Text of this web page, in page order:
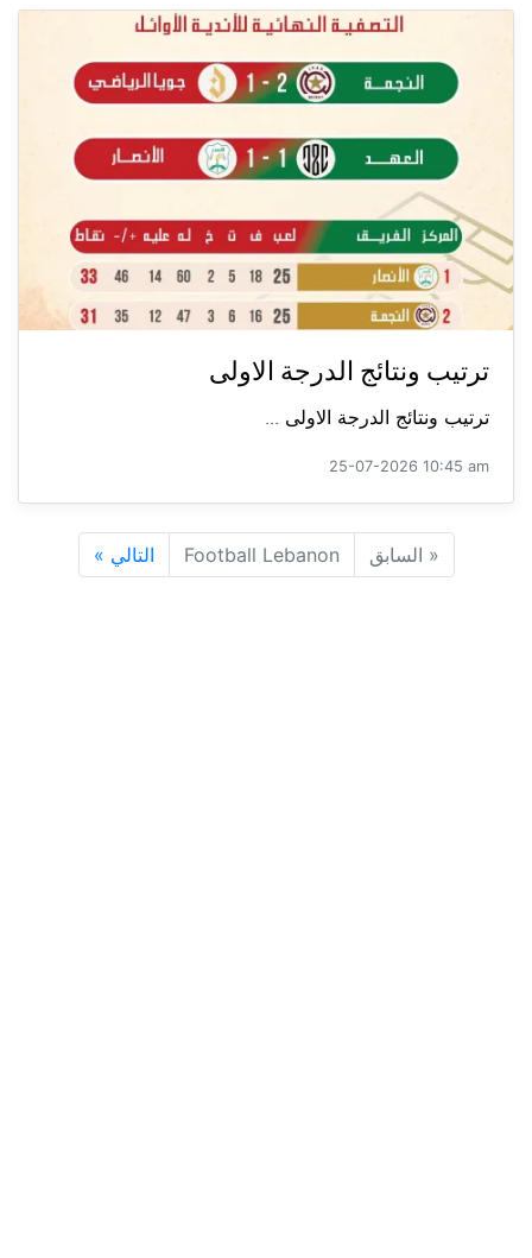
ترتيب ونتائج الدرجة الاولى
ترتيب ونتائج الدرجة الاولى ...
25-07-2026 10:45 am
« السابق Football Lebanon التالي »